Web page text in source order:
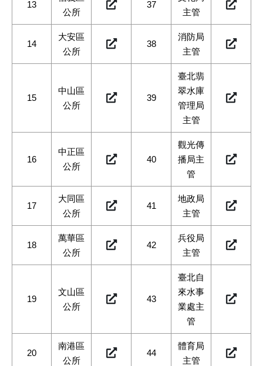
13
公所
37
主管
14
大安區
公所
38
消防局
主管
15
中山區
公所
39
臺北翡
翠水庫
管理局
主管
16
中正區
公所
40
觀光傳
播局主
管
17
大同區
公所
41
地政局
主管
18
萬華區
公所
42
兵役局
主管
19
文山區
公所
43
臺北自
來水事
業處主
管
20
南港區
公所
44
體育局
主管